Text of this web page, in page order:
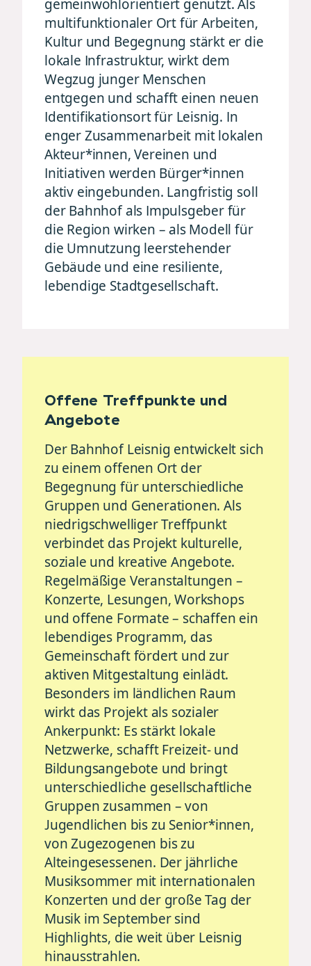
gemeinwohlorientiert genutzt. Als
multifunktionaler Ort für Arbeiten,
Kultur und Begegnung stärkt er die
lokale Infrastruktur, wirkt dem
Wegzug junger Menschen
entgegen und schafft einen neuen
Identifikationsort für Leisnig. In
enger Zusammenarbeit mit lokalen
Akteur*innen, Vereinen und
Initiativen werden Bürger*innen
aktiv eingebunden. Langfristig soll
der Bahnhof als Impulsgeber für
die Region wirken – als Modell für
die Umnutzung leerstehender
Gebäude und eine resiliente,
lebendige Stadtgesellschaft.
Offene Treffpunkte und
Angebote
Der Bahnhof Leisnig entwickelt sich
zu einem offenen Ort der
Begegnung für unterschiedliche
Gruppen und Generationen. Als
niedrigschwelliger Treffpunkt
verbindet das Projekt kulturelle,
soziale und kreative Angebote.
Regelmäßige Veranstaltungen –
Konzerte, Lesungen, Workshops
und offene Formate – schaffen ein
lebendiges Programm, das
Gemeinschaft fördert und zur
aktiven Mitgestaltung einlädt.
Besonders im ländlichen Raum
wirkt das Projekt als sozialer
Ankerpunkt: Es stärkt lokale
Netzwerke, schafft Freizeit- und
Bildungsangebote und bringt
unterschiedliche gesellschaftliche
Gruppen zusammen – von
Jugendlichen bis zu Senior*innen,
von Zugezogenen bis zu
Alteingesessenen. Der jährliche
Musiksommer mit internationalen
Konzerten und der große Tag der
Musik im September sind
Highlights, die weit über Leisnig
hinausstrahlen.